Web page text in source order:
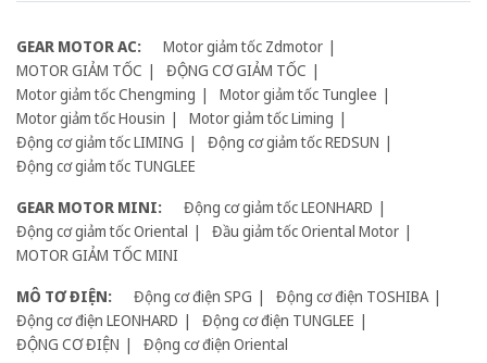
GEAR MOTOR AC:
Motor giảm tốc Zdmotor
MOTOR GIẢM TỐC
ĐỘNG CƠ GIẢM TỐC
Motor giảm tốc Chengming
Motor giảm tốc Tunglee
Motor giảm tốc Housin
Motor giảm tốc Liming
Động cơ giảm tốc LIMING
Động cơ giảm tốc REDSUN
Động cơ giảm tốc TUNGLEE
GEAR MOTOR MINI:
Động cơ giảm tốc LEONHARD
Động cơ giảm tốc Oriental
Đầu giảm tốc Oriental Motor
MOTOR GIẢM TỐC MINI
MÔ TƠ ĐIỆN:
Động cơ điện SPG
Động cơ điện TOSHIBA
Động cơ điện LEONHARD
Động cơ điện TUNGLEE
ĐỘNG CƠ ĐIỆN
Động cơ điện Oriental